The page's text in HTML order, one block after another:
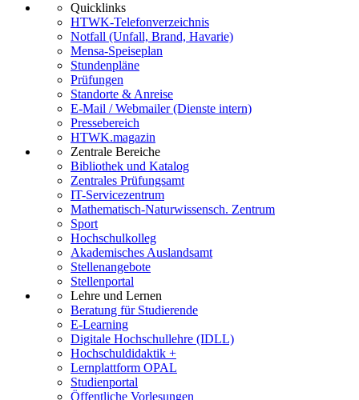
Quicklinks
HTWK-Telefonverzeichnis
Notfall (Unfall, Brand, Havarie)
Mensa-Speiseplan
Stundenpläne
Prüfungen
Standorte & Anreise
E-Mail / Webmailer (Dienste intern)
Pressebereich
HTWK.magazin
Zentrale Bereiche
Bibliothek und Katalog
Zentrales Prüfungsamt
IT-Servicezentrum
Mathematisch-Naturwissensch. Zentrum
Sport
Hochschulkolleg
Akademisches Auslandsamt
Stellenangebote
Stellenportal
Lehre und Lernen
Beratung für Studierende
E-Learning
Digitale Hochschullehre (IDLL)
Hochschuldidaktik +
Lernplattform OPAL
Studienportal
Öffentliche Vorlesungen